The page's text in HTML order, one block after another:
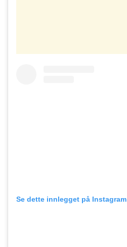
Se dette innlegget på Instagram